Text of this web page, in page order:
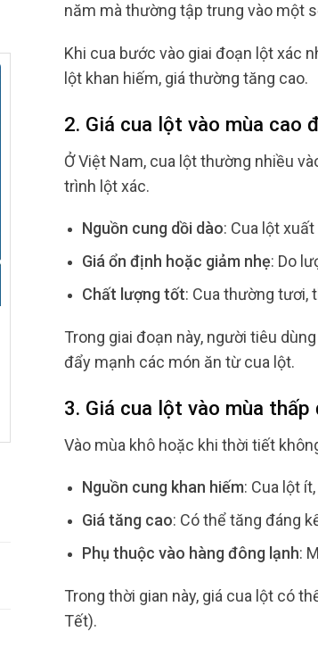
năm mà thường tập trung vào một
Khi cua bước vào giai đoạn lột xác
lột khan hiếm, giá thường tăng cao.
2. Giá cua lột vào mùa cao
Ở Việt Nam, cua lột thường nhiều
trình lột xác.
Nguồn cung dồi dào: Cua lột
Giá ổn định hoặc giảm nhẹ: Do
Chất lượng tốt: Cua thường tươi,
Trong giai đoạn này, người tiêu
đẩy mạnh các món ăn từ cua lột.
3. Giá cua lột vào mùa thấp
Vào mùa khô hoặc khi thời tiết
Nguồn cung khan hiếm: Cua lột
Giá tăng cao: Có thể tăng đáng
Phụ thuộc vào hàng đông lạnh:
Trong thời gian này, giá cua lột có
Tết).